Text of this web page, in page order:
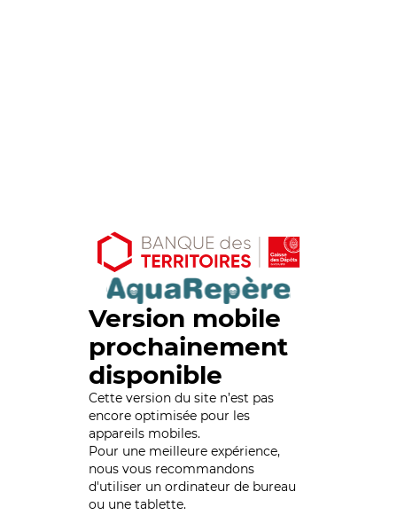
Version mobile
prochainement
disponible
Cette version du site n’est pas
encore optimisée pour les
appareils mobiles.
Pour une meilleure expérience,
nous vous recommandons
d'utiliser un ordinateur de bureau
ou une tablette.